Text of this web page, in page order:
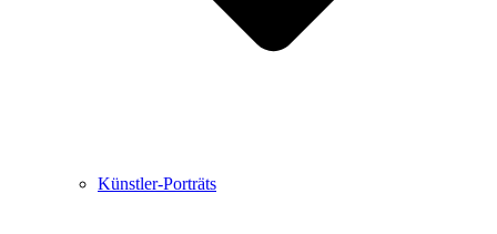
Künstler-Porträts